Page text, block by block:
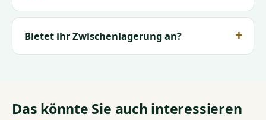
Bietet ihr Zwischenlagerung an?
Das könnte Sie auch interessieren